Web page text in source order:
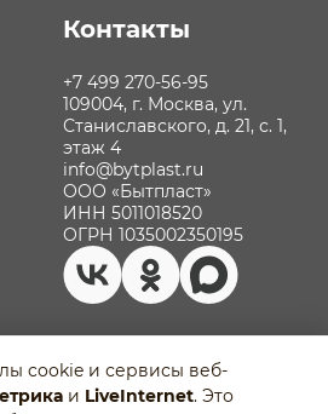
Контакты
+7 499 270-56-95
109004, г. Москва, ул.
Станиславского, д. 21, с. 1,
этаж 4
info@bytplast.ru
ООО «Бытпласт»
ИНН 5011018520
ОГРН 1035002350195
cookie и сервисы веб-
и LiveInternet. Это